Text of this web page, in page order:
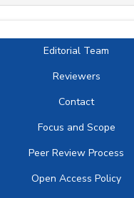
Editorial Team
Reviewers
Contact
Focus and Scope
Peer Review Process
Open Access Policy